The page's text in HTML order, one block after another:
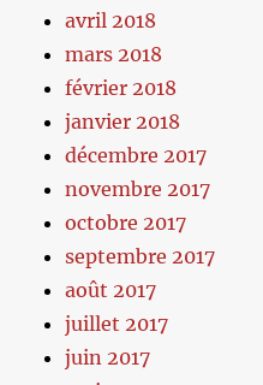
avril 2018
mars 2018
février 2018
janvier 2018
décembre 2017
novembre 2017
octobre 2017
septembre 2017
août 2017
juillet 2017
juin 2017